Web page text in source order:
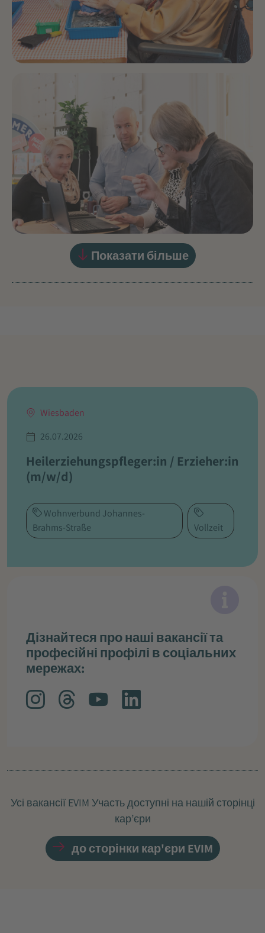
Показати більше
Wiesbaden
26.07.2026
Heilerziehungspfleger:in / Erzieher:in
(m/w/d)
Wohnverbund Johannes-
Brahms-Straße
Vollzeit
Дізнайтеся про наші вакансії та
професійні профілі в соціальних
мережах:
Усі вакансії EVIM Участь доступні на нашій сторінці
кар’єри
до сторінки кар'єри EVIM